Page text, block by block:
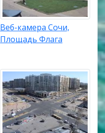
Веб-камера Сочи,
Площадь Флага